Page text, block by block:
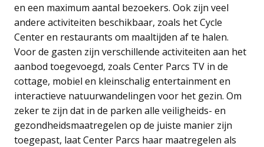
en een maximum aantal bezoekers. Ook zijn veel
andere activiteiten beschikbaar, zoals het Cycle
Center en restaurants om maaltijden af te halen.
Voor de gasten zijn verschillende activiteiten aan het
aanbod toegevoegd, zoals Center Parcs TV in de
cottage, mobiel en kleinschalig entertainment en
interactieve natuurwandelingen voor het gezin. Om
zeker te zijn dat in de parken alle veiligheids- en
gezondheidsmaatregelen op de juiste manier zijn
toegepast, laat Center Parcs haar maatregelen als